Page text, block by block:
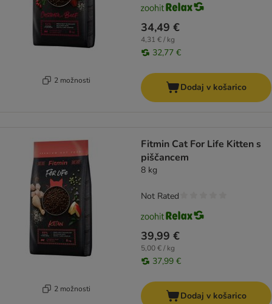
2 možnosti
34,49 €
4,31 € / kg
32,77 €
Dodaj v košarico
2 možnosti
Fitmin Cat For Life Kitten s
piščancem
8 kg
39,99 €
5,00 € / kg
37,99 €
Not Rated
Dodaj v košarico